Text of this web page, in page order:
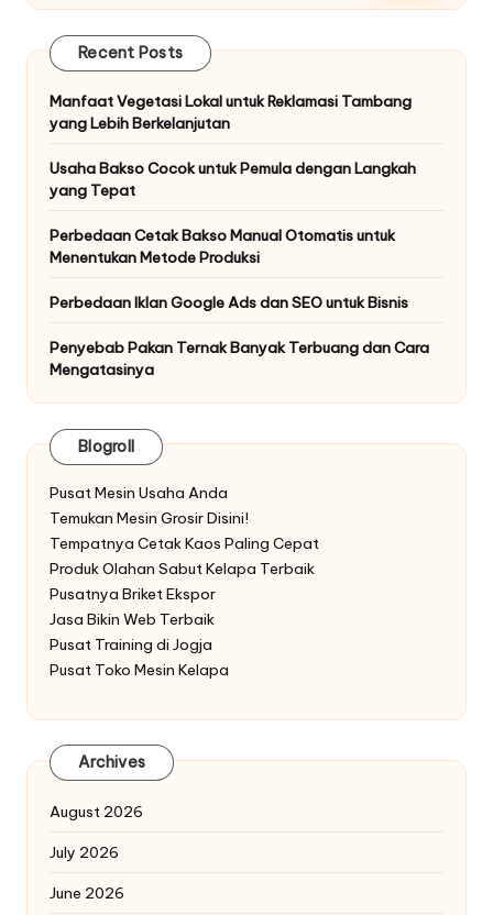
Recent Posts
Manfaat Vegetasi Lokal untuk Reklamasi Tambang
yang Lebih Berkelanjutan
Usaha Bakso Cocok untuk Pemula dengan Langkah
yang Tepat
Perbedaan Cetak Bakso Manual Otomatis untuk
Menentukan Metode Produksi
Perbedaan Iklan Google Ads dan SEO untuk Bisnis
Penyebab Pakan Ternak Banyak Terbuang dan Cara
Mengatasinya
Blogroll
Pusat Mesin Usaha Anda
Temukan Mesin Grosir Disini!
Tempatnya Cetak Kaos Paling Cepat
Produk Olahan Sabut Kelapa Terbaik
Pusatnya Briket Ekspor
Jasa Bikin Web Terbaik
Pusat Training di Jogja
Pusat Toko Mesin Kelapa
Archives
August 2026
July 2026
June 2026